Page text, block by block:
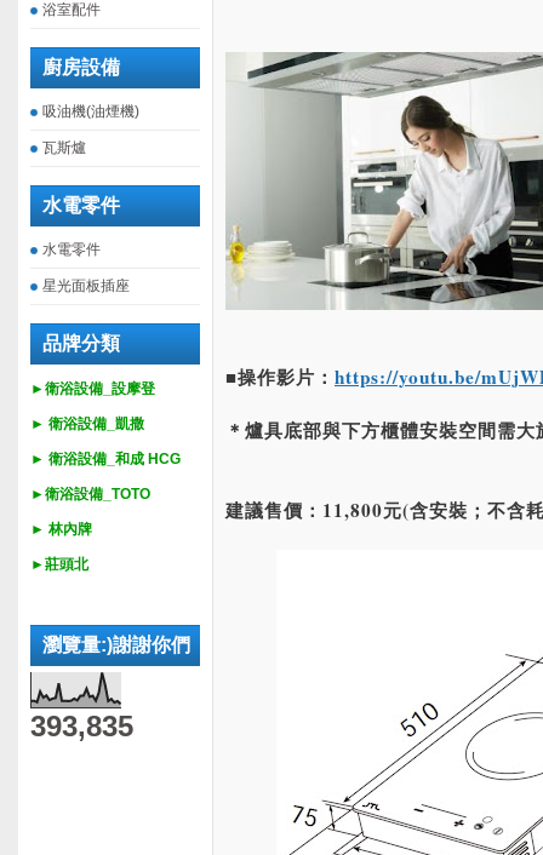
浴室配件
廚房設備
吸油機(油煙機)
瓦斯爐
水電零件
水電零件
星光面板插座
品牌分類
►衛浴設備_設摩登
► 衛浴設備_ 凱撒
► 衛浴設備_ 和成 HCG
►衛浴設備_ TOTO
► 林內牌
►莊頭北
瀏覽量:)謝謝你們
393,835
■操作影片： https://youtu.be/
＊爐具底部與下方櫃體安裝空間需
建議售價：11,800元(含安裝；不含